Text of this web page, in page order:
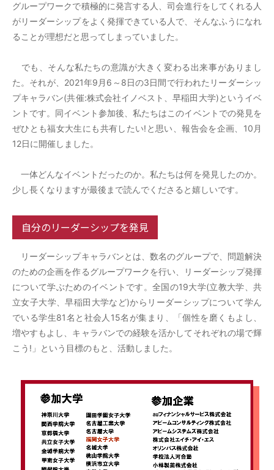
グループワークで積極的に発言する人、司会進行をしてくれる人
がリーダーシップをよく発揮できている人で、そんなふうになれ
ることが理想だと思ってしまっていました。
でも、そんな私たちの意識が大きく変わる出来事がありまし
た。それが、2021年9月6～8日の3日間で行われたリーダーシッ
プキャラバン(共催:株式会社イノベスト、早稲田大学)というイベ
ントです。同イベント参加後、私たちはこのイベントでの発見を
ぜひとも福女大生にも共有したい!と思い、報告会を企画、10月
12日に開催しました。
一体どんなイベントだったのか。私たちは何を発見したのか。
少し長くなりますが最後まで読んでくださると嬉しいです。
自分のリーダーシップを発見
リーダーシップキャラバンとは、数名のグループで、問題解決
のための企画を作るグループワークを行い、リーダーシップ発揮
について学ぶためのイベントです。全国の19大学(立教大学、共
立女子大学、早稲田大学など)からリーダーシップについて学ん
でいる学生81名と社会人15名が集まり、「個性を磨くもよし、
増やすもよし、キャラバンでの経験を活かしてそれぞれの場で輝
こう!」という目標のもと、活動しました。